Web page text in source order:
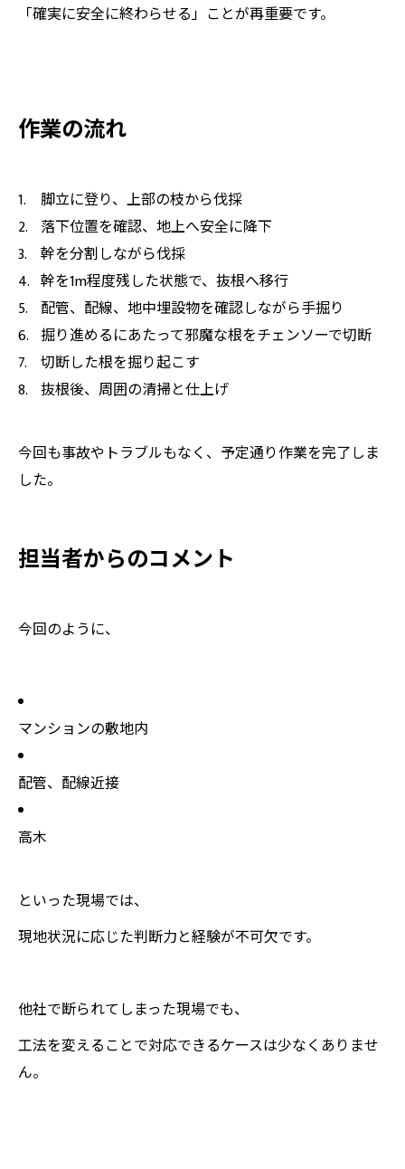
「確実に安全に終わらせる」ことが再重要です。
作業の流れ
脚立に登り、上部の枝から伐採
落下位置を確認、地上へ安全に降下
幹を分割しながら伐採
幹を1m程度残した状態で、抜根へ移行
配管、配線、地中埋設物を確認しながら手掘り
掘り進めるにあたって邪魔な根をチェンソーで切断
切断した根を掘り起こす
抜根後、周囲の清掃と仕上げ
今回も事故やトラブルもなく、予定通り作業を完了しま
した。
担当者からのコメント
今回のように、
マンションの敷地内
配管、配線近接
高木
といった現場では、
現地状況に応じた判断力と経験が不可欠です。
他社で断られてしまった現場でも、
工法を変えることで対応できるケースは少なくありませ
ん。